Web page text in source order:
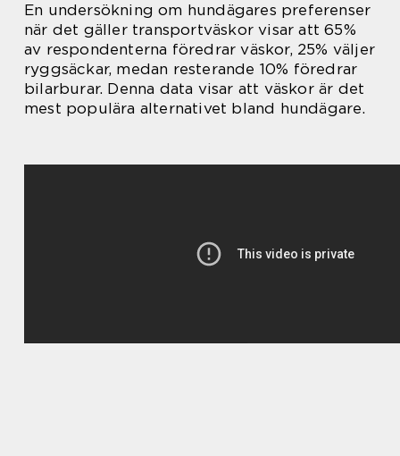
En undersökning om hundägares preferenser
när det gäller transportväskor visar att 65%
av respondenterna föredrar väskor, 25% väljer
ryggsäckar, medan resterande 10% föredrar
bilarburar. Denna data visar att väskor är det
mest populära alternativet bland hundägare.